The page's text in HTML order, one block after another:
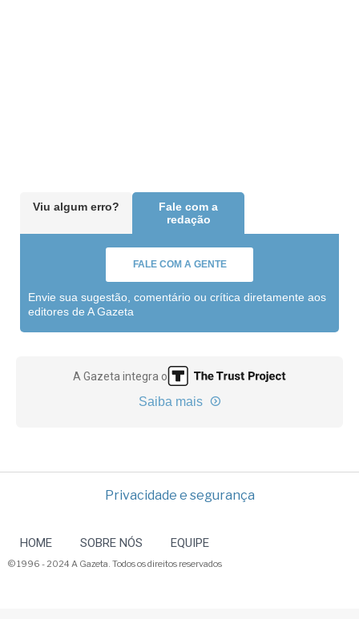
Viu algum erro?
Fale com a
redação
FALE COM A GENTE
Envie sua sugestão, comentário ou crítica diretamente aos
editores de A Gazeta
A Gazeta integra o
Saiba mais
Privacidade e segurança
HOME SOBRE NÓS EQUIPE
© 1996 - 2024 A Gazeta. Todos os direitos reservados